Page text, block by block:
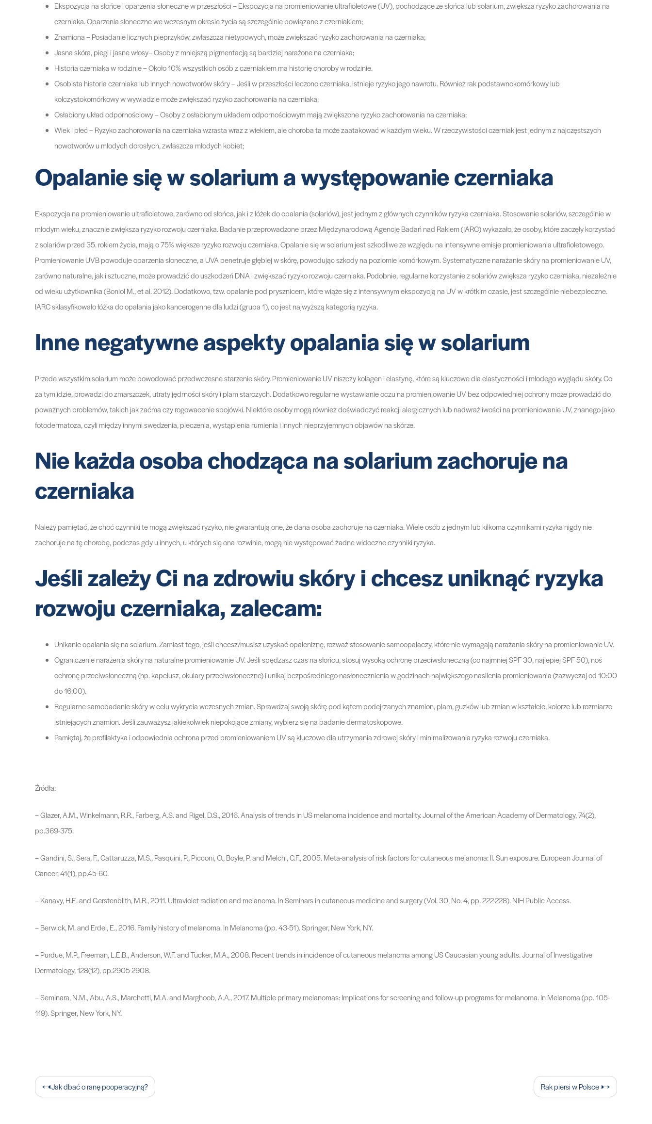
Ekspozycja na słońce i oparzenia słoneczne w przeszłości – Ekspozycja na promieniowanie ultrafioletowe (UV), pochodzące ze słońca lub solarium, zwiększa ryzyko zachorowania na
czerniaka. Oparzenia słoneczne we wczesnym okresie życia są szczególnie powiązane z czerniakiem;
Znamiona – Posiadanie licznych pieprzyków, zwłaszcza nietypowych, może zwiększać ryzyko zachorowania na czerniaka;
Jasna skóra, piegi i jasne włosy– Osoby z mniejszą pigmentacją są bardziej narażone na czerniaka;
Historia czerniaka w rodzinie – Około 10% wszystkich osób z czerniakiem ma historię choroby w rodzinie.
Osobista historia czerniaka lub innych nowotworów skóry – Jeśli w przeszłości leczono czerniaka, istnieje ryzyko jego nawrotu. Również rak podstawnokomórkowy lub
kolczystokomórkowy w wywiadzie może zwiększać ryzyko zachorowania na czerniaka;
Osłabiony układ odpornościowy – Osoby z osłabionym układem odpornościowym mają zwiększone ryzyko zachorowania na czerniaka;
Wiek i płeć – Ryzyko zachorowania na czerniaka wzrasta wraz z wiekiem, ale choroba ta może zaatakować w każdym wieku. W rzeczywistości czerniak jest jednym z najczęstszych
nowotworów u młodych dorosłych, zwłaszcza młodych kobiet;
Opalanie się w solarium a występowanie czerniaka
Ekspozycja na promieniowanie ultrafioletowe, zarówno od słońca, jak i z łóżek do opalania (solariów), jest jednym z głównych czynników ryzyka czerniaka. Stosowanie solariów, szczególnie w
młodym wieku, znacznie zwiększa ryzyko rozwoju czerniaka. Badanie przeprowadzone przez Międzynarodową Agencję Badań nad Rakiem (IARC) wykazało, że osoby, które zaczęły korzystać
z solariów przed 35. rokiem życia, mają o 75% większe ryzyko rozwoju czerniaka. Opalanie się w solarium jest szkodliwe ze względu na intensywne emisje promieniowania ultrafioletowego.
Promieniowanie UVB powoduje oparzenia słoneczne, a UVA penetruje głębiej w skórę, powodując szkody na poziomie komórkowym. Systematyczne narażanie skóry na promieniowanie UV,
zarówno naturalne, jak i sztuczne, może prowadzić do uszkodzeń DNA i zwiększać ryzyko rozwoju czerniaka. Podobnie, regularne korzystanie z solariów zwiększa ryzyko czerniaka, niezależnie
od wieku użytkownika (Boniol M., et al. 2012). Dodatkowo, tzw. opalanie pod prysznicem, które wiąże się z intensywnym ekspozycją na UV w krótkim czasie, jest szczególnie niebezpieczne.
IARC sklasyfikowało łóżka do opalania jako kancerogenne dla ludzi (grupa 1), co jest najwyższą kategorią ryzyka.
Inne negatywne aspekty opalania się w solarium
Przede wszystkim solarium może powodować przedwczesne starzenie skóry. Promieniowanie UV niszczy kolagen i elastynę, które są kluczowe dla elastyczności i młodego wyglądu skóry. Co
za tym idzie, prowadzi do zmarszczek, utraty jędrności skóry i plam starczych. Dodatkowo regularne wystawianie oczu na promieniowanie UV bez odpowiedniej ochrony może prowadzić do
poważnych problemów, takich jak zaćma czy rogowacenie spojówki. Niektóre osoby mogą również doświadczyć reakcji alergicznych lub nadwrażliwości na promieniowanie UV, znanego jako
fotodermatoza, czyli między innymi swędzenia, pieczenia, wystąpienia rumienia i innych nieprzyjemnych objawów na skórze.
Nie każda osoba chodząca na solarium zachoruje na
czerniaka
Należy pamiętać, że choć czynniki te mogą zwiększać ryzyko, nie gwarantują one, że dana osoba zachoruje na czerniaka. Wiele osób z jednym lub kilkoma czynnikami ryzyka nigdy nie
zachoruje na tę chorobę, podczas gdy u innych, u których się ona rozwinie, mogą nie występować żadne widoczne czynniki ryzyka.
Jeśli zależy Ci na zdrowiu skóry i chcesz uniknąć ryzyka
rozwoju czerniaka, zalecam:
Unikanie opalania się na solarium. Zamiast tego, jeśli chcesz/musisz uzyskać opaleniznę, rozważ stosowanie samoopalaczy, które nie wymagają narażania skóry na promieniowanie UV.
Ograniczenie narażenia skóry na naturalne promieniowanie UV. Jeśli spędzasz czas na słońcu, stosuj wysoką ochronę przeciwsłoneczną (co najmniej SPF 30, najlepiej SPF 50), noś
ochronę przeciwsłoneczną (np. kapelusz, okulary przeciwsłoneczne) i unikaj bezpośredniego nasłonecznienia w godzinach największego nasilenia promieniowania (zazwyczaj od 10:00
do 16:00).
Regularne samobadanie skóry w celu wykrycia wczesnych zmian. Sprawdzaj swoją skórę pod kątem podejrzanych znamion, plam, guzków lub zmian w kształcie, kolorze lub rozmiarze
istniejących znamion. Jeśli zauważysz jakiekolwiek niepokojące zmiany, wybierz się na badanie dermatoskopowe.
Pamiętaj, że profilaktyka i odpowiednia ochrona przed promieniowaniem UV są kluczowe dla utrzymania zdrowej skóry i minimalizowania ryzyka rozwoju czerniaka.
Źródła:
– Glazer, A.M., Winkelmann, R.R., Farberg, A.S. and Rigel, D.S., 2016. Analysis of trends in US melanoma incidence and mortality. Journal of the American Academy of Dermatology, 74(2),
pp.369-375.
– Gandini, S., Sera, F., Cattaruzza, M.S., Pasquini, P., Picconi, O., Boyle, P. and Melchi, C.F., 2005. Meta-analysis of risk factors for cutaneous melanoma: II. Sun exposure. European Journal of
Cancer, 41(1), pp.45-60.
– Kanavy, H.E. and Gerstenblith, M.R., 2011. Ultraviolet radiation and melanoma. In Seminars in cutaneous medicine and surgery (Vol. 30, No. 4, pp. 222-228). NIH Public Access.
– Berwick, M. and Erdei, E., 2016. Family history of melanoma. In Melanoma (pp. 43-51). Springer, New York, NY.
– Purdue, M.P., Freeman, L.E.B., Anderson, W.F. and Tucker, M.A., 2008. Recent trends in incidence of cutaneous melanoma among US Caucasian young adults. Journal of Investigative
Dermatology, 128(12), pp.2905-2908.
– Seminara, N.M., Abu, A.S., Marchetti, M.A. and Marghoob, A.A., 2017. Multiple primary melanomas: Implications for screening and follow-up programs for melanoma. In Melanoma (pp. 105-
119). Springer, New York, NY.
Nawigacja
Jak dbać o ranę pooperacyjną? Rak piersi w Polsce